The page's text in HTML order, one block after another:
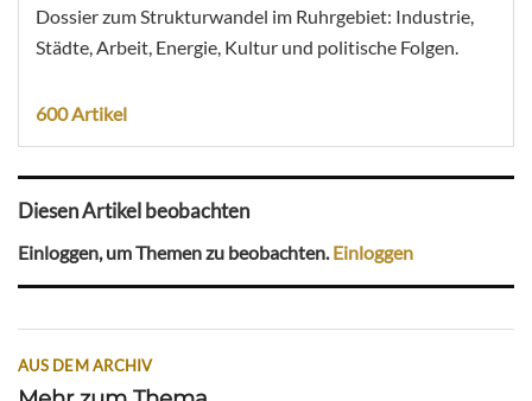
Dossier zum Strukturwandel im Ruhrgebiet: Industrie,
Städte, Arbeit, Energie, Kultur und politische Folgen.
600 Artikel
Diesen Artikel beobachten
Einloggen, um Themen zu beobachten.Einloggen
AUS DEM ARCHIV